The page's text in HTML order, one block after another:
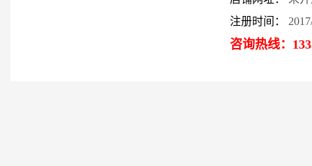
注册时间：
咨询热线：